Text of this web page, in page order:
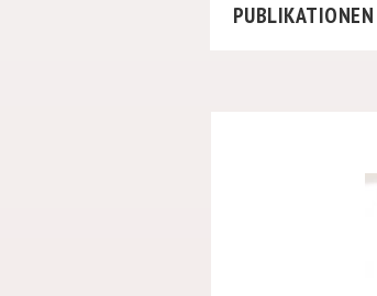
PUBLIKATIONEN